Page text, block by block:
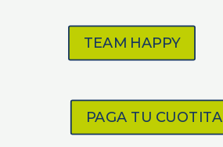
TEAM HAPPY
PAGA TU CUOTITA